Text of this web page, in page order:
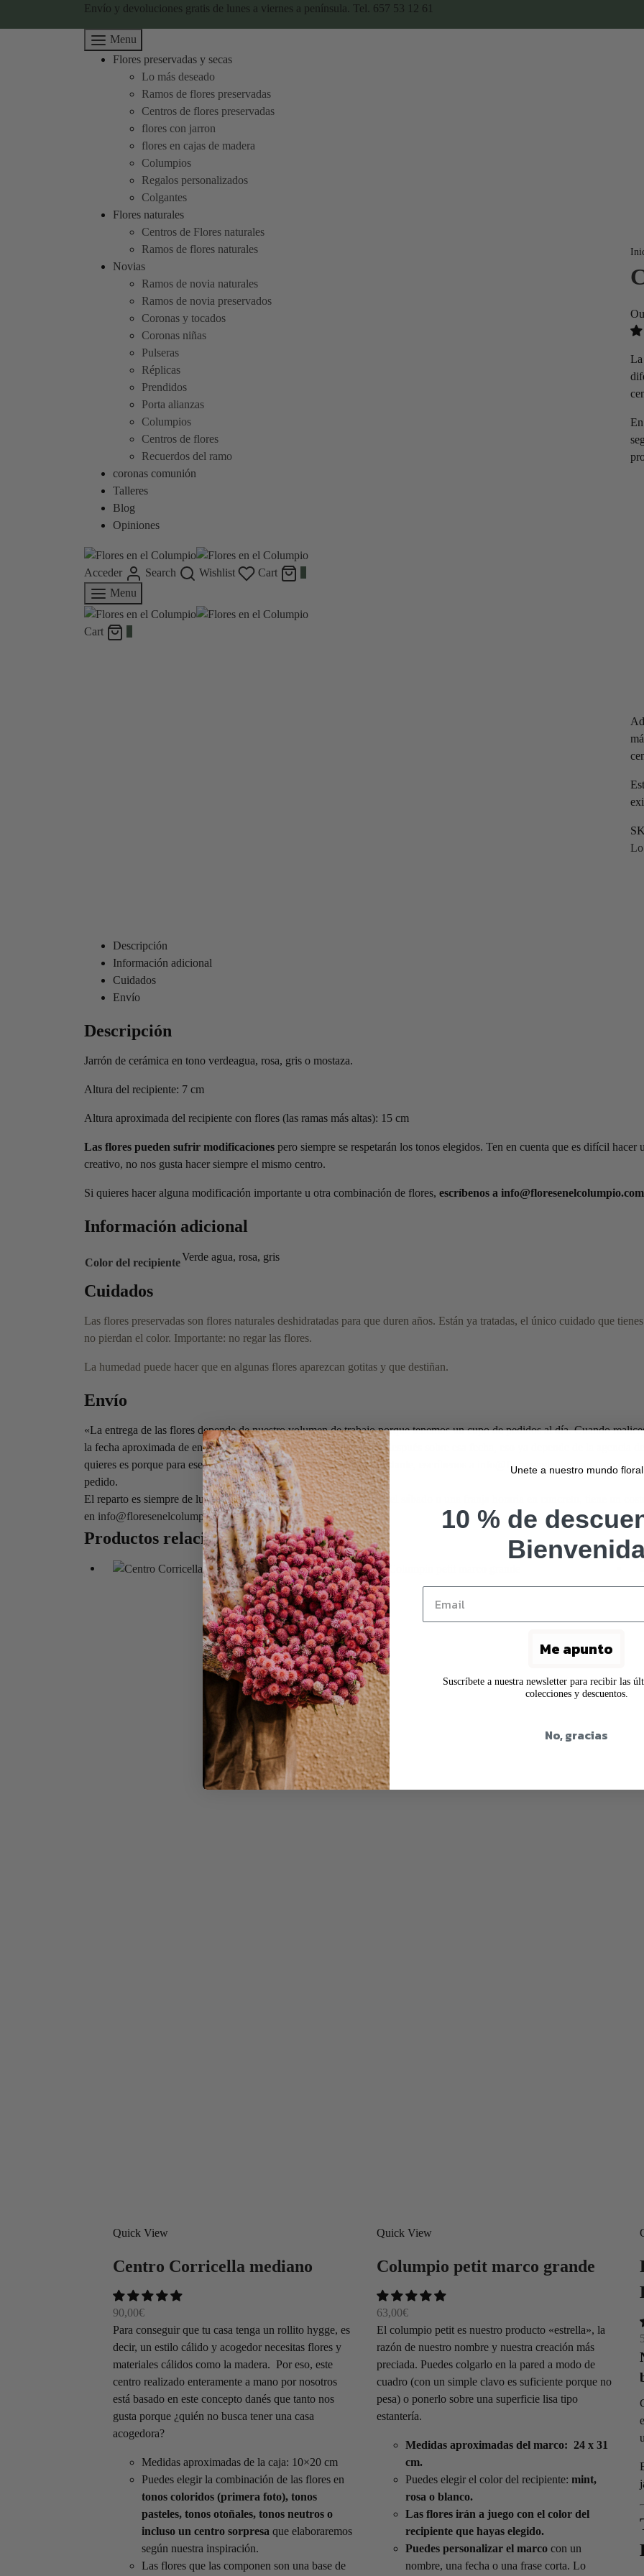
Envío y devoluciones gratis de lunes a viernes a península. Tel. 657 53 12 61
Menu
Flores preservadas y secas
Lo más deseado
Ramos de flores preservadas
Centros de flores preservadas
flores con jarron
flores en cajas de madera
Columpios
Regalos personalizados
Colgantes
Flores naturales
Centros de Flores naturales
Ramos de flores naturales
Novias
Ramos de novia naturales
Ramos de novia preservados
Coronas y tocados
Coronas niñas
Pulseras
Réplicas
Prendidos
Porta alianzas
Columpios
Centros de flores
Recuerdos del ramo
coronas comunión
Talleres
Blog
Opiniones
Acceder Search Wishlist Cart
Menu
Cart
La
Lo
Descripción
Información adicional
Cuidados
Envío
Descripción
Jarrón de cerámica en tono verdeagua, rosa, gris o mostaza.
Altura del recipiente: 7 cm
Altura aproximada del recipiente con flores (las ramas más altas): 15 cm
Las flores pueden sufrir modificaciones pero siempre se respetarán los tonos elegidos. Ten en cuenta que es difícil
creativo, no nos gusta hacer siempre el mismo centro.
Si quieres hacer alguna modificación importante u otra combinación de flores, escríbenos a info@floresenelcolumpio.com
Información adicional
Color del recipienteVerde agua, rosa, gris
Cuidados
Las flores preservadas son flores naturales deshidratadas para que duren años. Están ya tratadas, el único cuidado que
no pierdan el color. Importante: no regar las flores.
La humedad puede hacer que en algunas flores aparezcan gotitas y que destiñan.
Envío
«La entrega de las flores depende de nuestro volumen de trabajo porque tenemos un cupo de pedidos al día. Cuando
la fecha aproximada de entrega (puede llegar un día antes o un día después sobre esa fecha, eso ya depende de la agencia
quieres es porque para ese día ya lo tenemos completo. Pero, no obstante, escríbenos a
info@floresenelcolumpio.com
y
pedido.
El reparto es siempre de lunes a viernes, si necesitas la entrega para el sábado o una franja horaria en concreto, tiene un
en info@floresenelcolumpio.com«
Productos relacionados
Quick View
Centro Corricella mediano
90,00€
Para conseguir que tu casa tenga un rollito hygge, es
decir, un estilo cálido y acogedor necesitas flores y
materiales cálidos como la madera. Por eso, este
centro realizado enteramente a mano por nosotros
está basado en este concepto danés que tanto nos
gusta porque ¿quién no busca tener una casa
acogedora?
Medidas aproximadas de la caja: 10×20 cm
Puedes elegir la combinación de las flores en
tonos coloridos (primera foto), tonos
pasteles, tonos otoñales, tonos neutros o
incluso un centro sorpresa que elaboraremos
según nuestra inspiración.
Las flores que las componen son una base de
Quick View
Columpio petit marco grande
63,00€
El columpio petit es nuestro producto «estrella», la
razón de nuestro nombre y nuestra creación más
preciada. Puedes colgarlo en la pared a modo de
cuadro (con un simple clavo es suficiente porque no
pesa) o ponerlo sobre una superficie lisa tipo
estantería.
Medidas aproximadas del marco: 24 x 31
cm.
Puedes elegir el color del recipiente: mint,
rosa o blanco.
Las flores irán a juego con el color del
recipiente que hayas elegido.
Puedes personalizar el marcocon un
nombre, una fecha o una frase corta. Lo
Unete a nuestro mundo floral
10 % de
Me apunto
Suscríbete a nuestra newsletter para recibir las
colecciones y descuentos.
No, gracias